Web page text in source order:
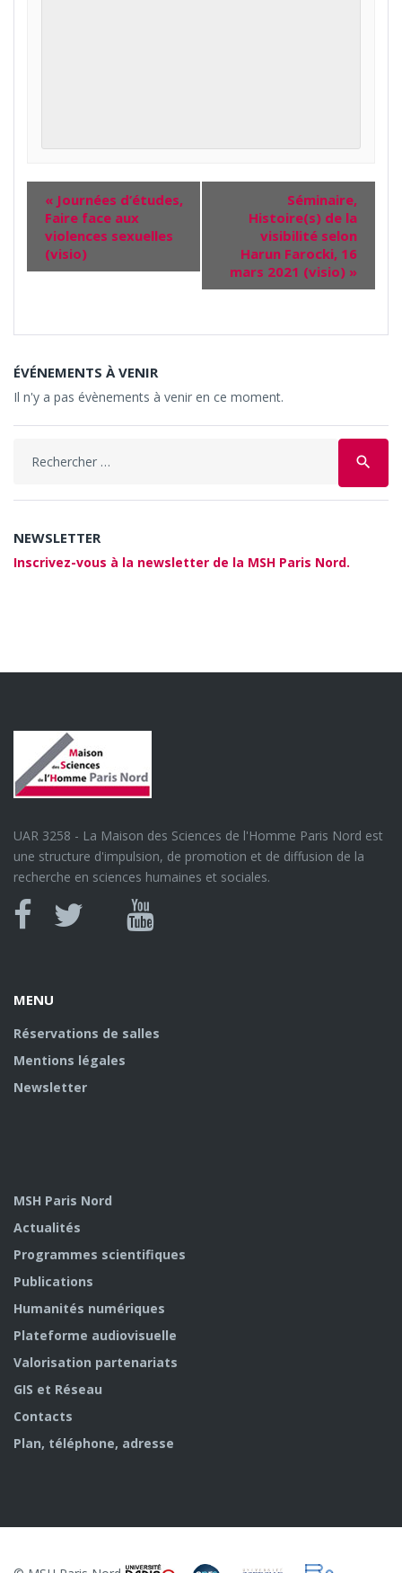
« Journées d’études,
Faire face aux
violences sexuelles
(visio)
Séminaire,
Histoire(s) de la
visibilité selon
Harun Farocki, 16
mars 2021 (visio) »
ÉVÉNEMENTS À VENIR
Il n'y a pas évènements à venir en ce moment.
search
NEWSLETTER
Inscrivez-vous à la newsletter de la MSH Paris Nord.
UAR 3258 - La Maison des Sciences de l'Homme Paris Nord est
une structure d'impulsion, de promotion et de diffusion de la
recherche en sciences humaines et sociales.
Canal
MENU
Réservations de salles
Mentions légales
Newsletter
MSH Paris Nord
Actualités
Programmes scientifiques
Publications
Humanités numériques
Plateforme audiovisuelle
Valorisation partenariats
GIS et Réseau
Contacts
Plan, téléphone, adresse